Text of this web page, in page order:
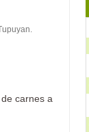
carnes a